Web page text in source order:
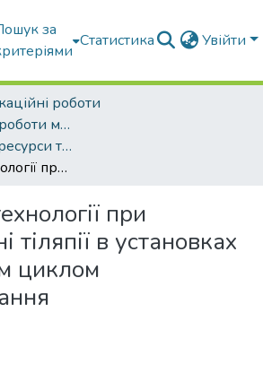
за
Статистика Увійти
роботи
Кваліфікаційні роботи магістрів
ОПП "Водні біоресурси та аквакультура"
Інтенсивні технології при вирощуванні тіляпії в установках із замкнутим циклом водопостачання
при
тіляпії в установках
циклом